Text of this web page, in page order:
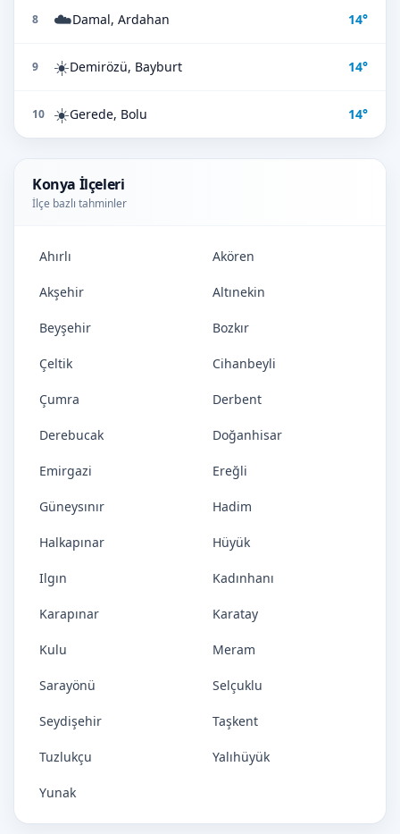
8 ☁️Damal, Ardahan 14°
9 ☀️Demirözü, Bayburt 14°
10 ☀️Gerede, Bolu 14°
Konya İlçeleri
İlçe bazlı tahminler
Ahırlı Akören
Akşehir Altınekin
Beyşehir Bozkır
Çeltik Cihanbeyli
Çumra Derbent
Derebucak Doğanhisar
Emirgazi Ereğli
Güneysınır Hadim
Halkapınar Hüyük
Ilgın Kadınhanı
Karapınar Karatay
Kulu Meram
Sarayönü Selçuklu
Seydişehir Taşkent
Tuzlukçu Yalıhüyük
Yunak